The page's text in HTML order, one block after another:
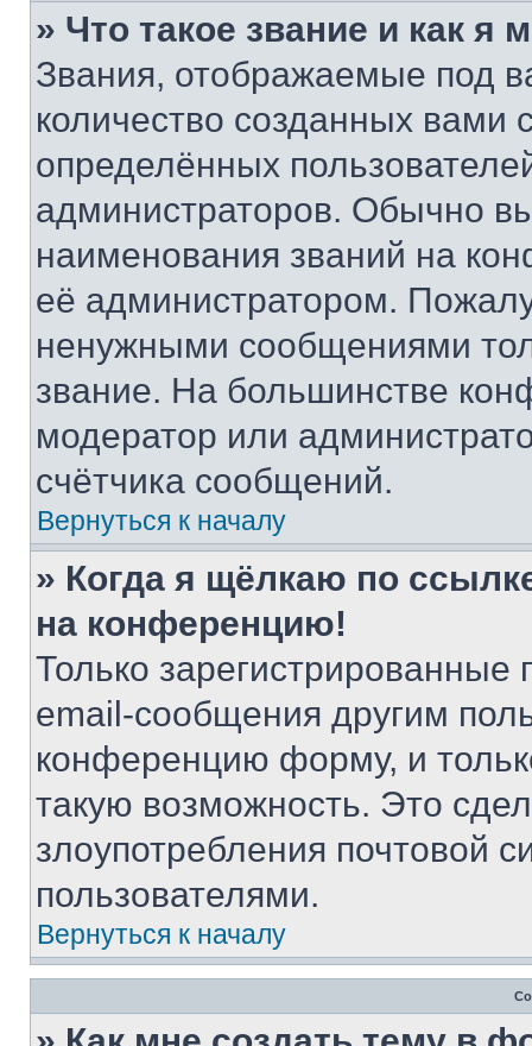
» Что такое звание и как я
Звания, отображаемые под
количество созданных
определённых
администраторов. Обычно
наименования званий на
её администратором.
ненужными сообщениями
звание. На большинстве
модератор или
счётчика сообщений.
Вернуться к началу
» Когда я щёлкаю по
на конференцию!
Только зарегистрированные
email-сообщения другим
конференцию форму, и
такую возможность. Это
злоупотребления почтовой
пользователями.
Вернуться к началу